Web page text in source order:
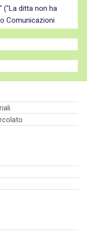
" ("La ditta non ha
Comunicazioni